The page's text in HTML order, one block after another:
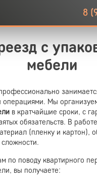
8
с
мебели
операциями. Мы
в кратчайшие сроки, с
обязательств. В
(пленку и картон),
по поводу квартирного
вы получаете: